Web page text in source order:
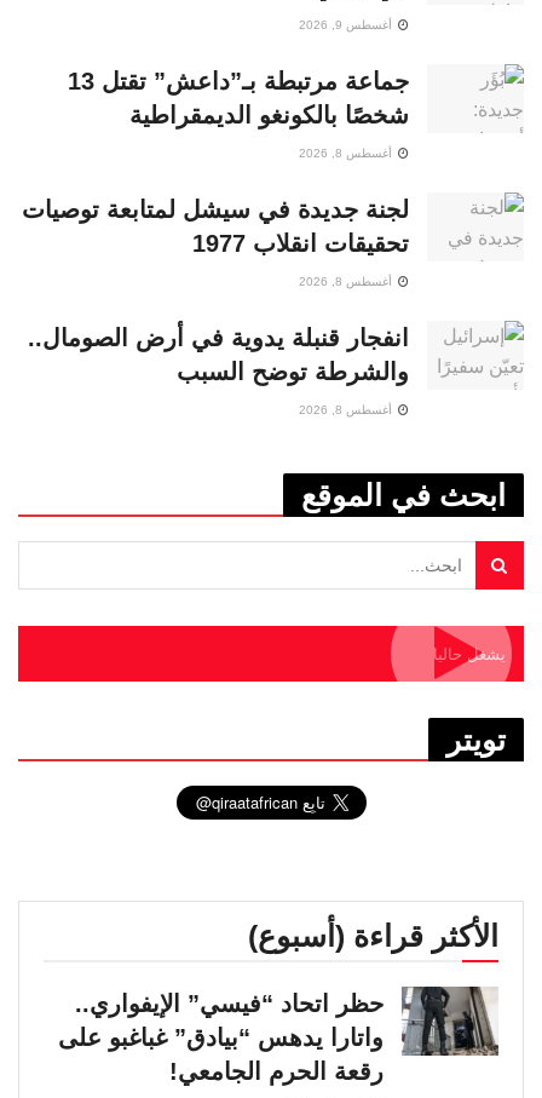
أغسطس 9, 2026
جماعة مرتبطة بـ”داعش” تقتل 13
شخصًا بالكونغو الديمقراطية
أغسطس 8, 2026
لجنة جديدة في سيشل لمتابعة توصيات
تحقيقات انقلاب 1977
أغسطس 8, 2026
انفجار قنبلة يدوية في أرض الصومال..
والشرطة توضح السبب
أغسطس 8, 2026
ابحث في الموقع
يشغل حاليا
تويتر
الأكثر قراءة (أسبوع)
حظر اتحاد “فيسي” الإيفواري..
واتارا يدهس “بيادق” غباغبو على
رقعة الحرم الجامعي!